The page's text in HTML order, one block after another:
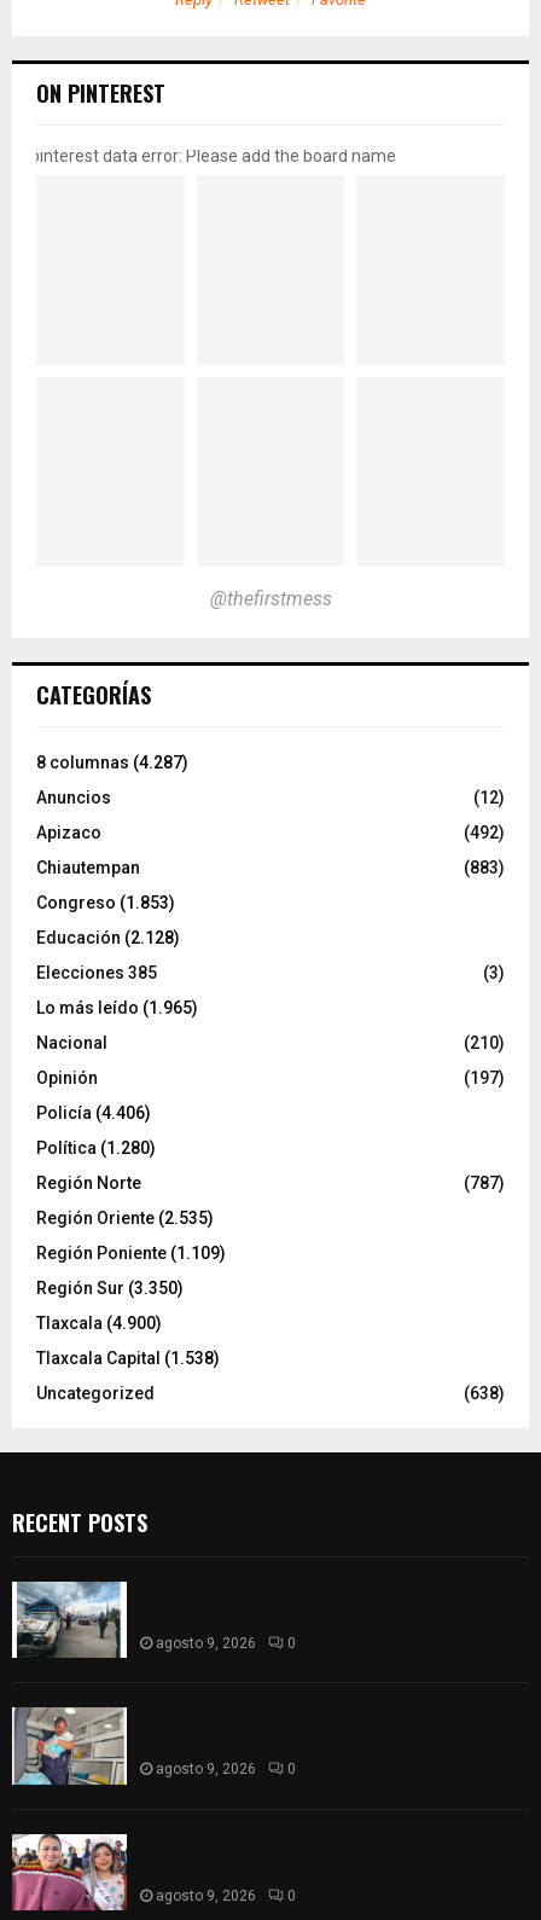
ON PINTEREST
pinterest data error: Please add the board name
@thefirstmess
CATEGORÍAS
8 columnas (4.287)
Anuncios
(12)
Apizaco
(492)
Chiautempan
(883)
Congreso (1.853)
Educación (2.128)
Elecciones 385
(3)
Lo más leído (1.965)
Nacional
(210)
Opinión
(197)
Policía (4.406)
Política (1.280)
Región Norte
(787)
Región Oriente (2.535)
Región Poniente (1.109)
Región Sur (3.350)
Tlaxcala (4.900)
Tlaxcala Capital (1.538)
Uncategorized
(638)
RECENT POSTS
agosto 9, 2026 0
agosto 9, 2026 0
agosto 9, 2026 0